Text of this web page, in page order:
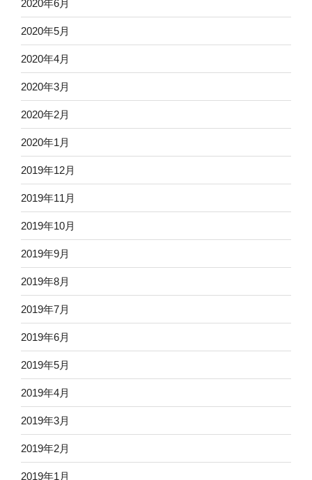
2020年6月
2020年5月
2020年4月
2020年3月
2020年2月
2020年1月
2019年12月
2019年11月
2019年10月
2019年9月
2019年8月
2019年7月
2019年6月
2019年5月
2019年4月
2019年3月
2019年2月
2019年1月